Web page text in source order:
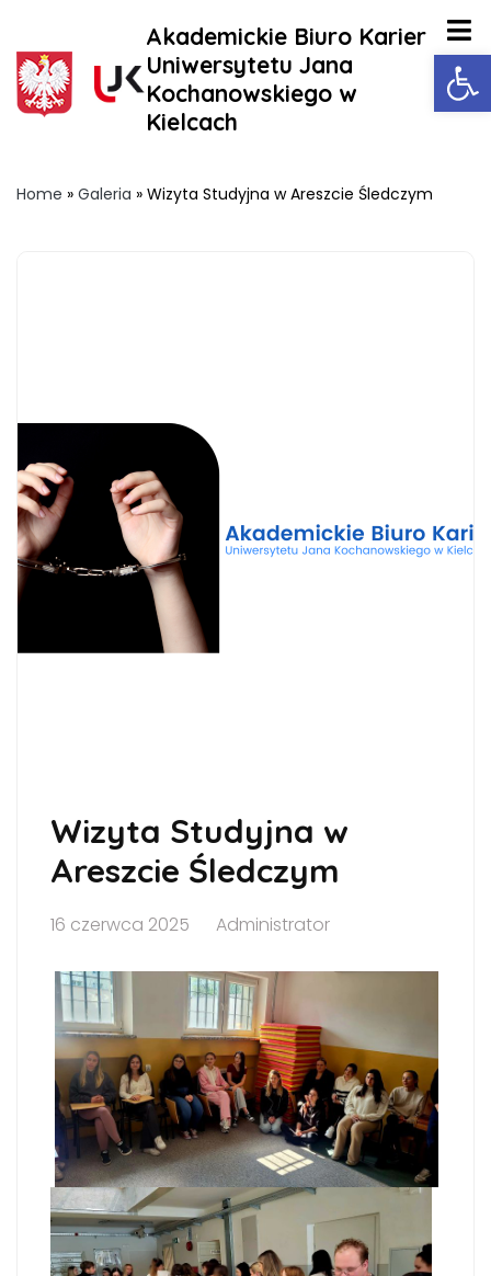
Akademickie Biuro Karier
Uniwersytetu Jana
Kochanowskiego w
Kielcach
Home » Galeria » Wizyta Studyjna w Areszcie Śledczym
Wizyta Studyjna w
Areszcie Śledczym
16 czerwca 2025 Administrator